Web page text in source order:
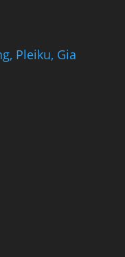
Pleiku, Gia